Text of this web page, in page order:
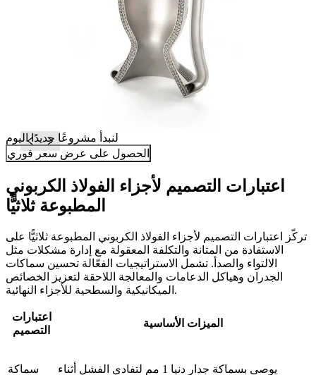
لنبدأ مشروعًا جديدًا اليوم
الحصول على عرض سعر فوري
اعتبارات التصميم لأجزاء الفولاذ الكربوني
المطبوعة ثلاثيًّا
تركّز اعتبارات التصميم لأجزاء الفولاذ الكربوني المطبوعة ثلاثيًّا على
الاستفادة من المتانة والتكلفة المعقولة مع إدارة مشكلات مثل
الالتواء والصدأ. تشمل الاستراتيجيات الفعّالة تحسين سماكات
الجدران وهياكل الدعامات والمعالجة اللاحقة لتعزيز الخصائص
الميكانيكية والسطحية للأجزاء النهائية.
اعتبارات
التصميم
الميزات الأساسية
سماكة يوصى بسماكة جدار دنيا 1 مم لتفادي الفشل أثناء